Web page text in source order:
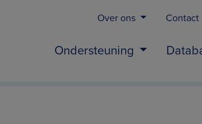
Over ons Contact
Ondersteuning